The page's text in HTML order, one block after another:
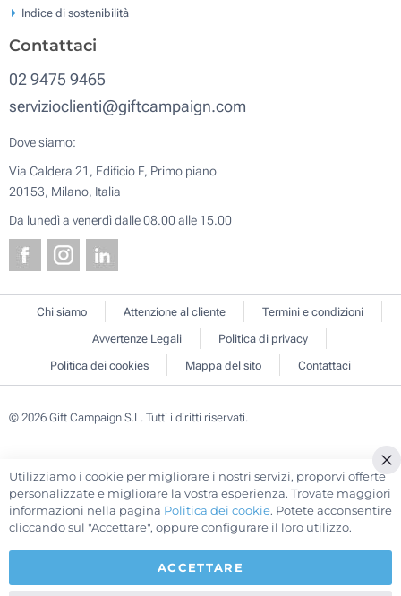
Indice di sostenibilità
Contattaci
02 9475 9465
servizioclienti@giftcampaign.com
Dove siamo:
Via Caldera 21, Edificio F, Primo piano
20153, Milano, Italia
Da lunedì a venerdì dalle 08.00 alle 15.00
Chi siamo Attenzione al cliente
Termini e condizioni
Avvertenze Legali
Politica di privacy
Politica dei cookies
Mappa del sito Contattaci
© 2026 Gift Campaign S.L. Tutti i diritti riservati.
Utilizziamo i cookie per migliorare i nostri servizi, proporvi offerte
personalizzate e migliorare la vostra esperienza. Trovate maggiori
informazioni nella pagina Politica dei cookie. Potete acconsentire
cliccando sul "Accettare", oppure configurare il loro utilizzo.
ACCETTARE